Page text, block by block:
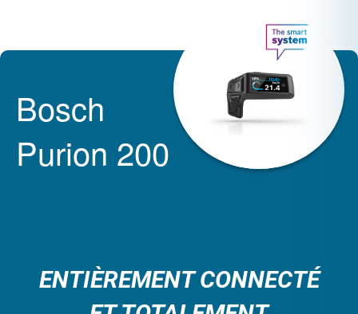
Bosch
Purion 200
ENTIÈREMENT CONNECTÉ